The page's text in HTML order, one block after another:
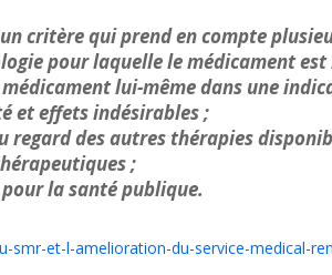
critère qui prend en compte
pour laquelle le médicament
lui-même dans une
et effets indésirables ;
des autres thérapies
;
la santé publique.
smr-et-l-amelioration-du-service-medical-